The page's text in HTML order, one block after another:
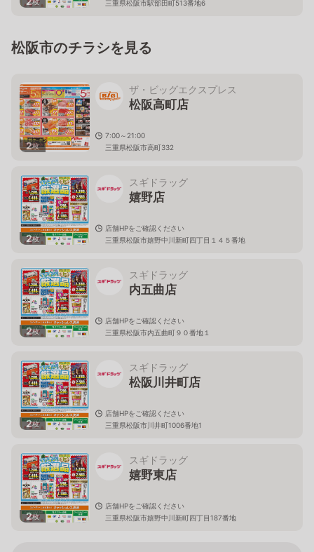
三重県松阪市駅部田町513番地6
松阪市のチラシを見る
2枚
ザ・ビッグエクスプレス
松阪高町店
7:00～21:00
三重県松阪市高町332
2枚
スギドラッグ
嬉野店
店舗HPをご確認ください
三重県松阪市嬉野中川新町四丁目１４５番地
2枚
スギドラッグ
内五曲店
店舗HPをご確認ください
三重県松阪市内五曲町９０番地１
2枚
スギドラッグ
松阪川井町店
店舗HPをご確認ください
三重県松阪市川井町1006番地1
2枚
スギドラッグ
嬉野東店
店舗HPをご確認ください
三重県松阪市嬉野中川新町四丁目187番地